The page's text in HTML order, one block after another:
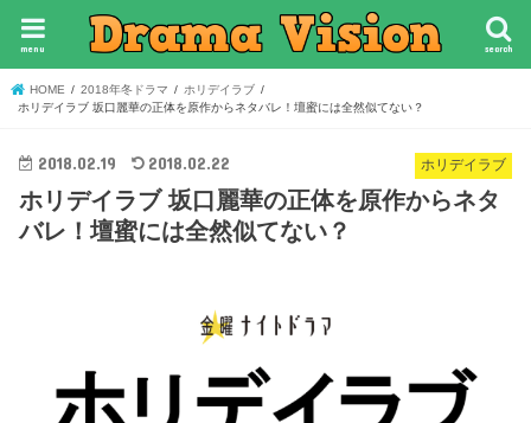
search
menu
HOME 2018年冬ドラマ
ホリデイラブ
ホリデイラブ 坂口麗華の正体を原作からネタバレ！壇蜜には全然似てない？
ホリデイラブ
2018.02.19 2018.02.22
ホリデイラブ 坂口麗華の正体を原作からネタ
バレ！壇蜜には全然似てない？